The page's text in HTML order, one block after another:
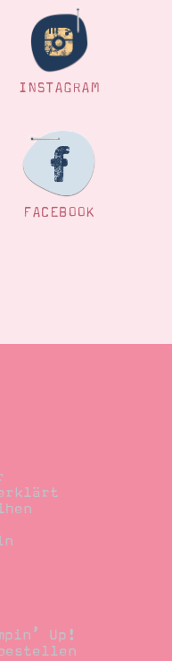
INSTAGRAM
FACEBOOK
erklärt
Up!